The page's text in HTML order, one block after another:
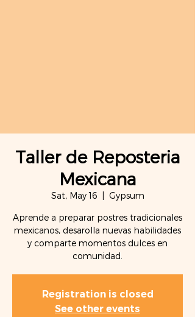
Taller de Reposteria
Mexicana
Sat, May 16 Gypsum
Aprende a preparar postres tradicionales
mexicanos, desarolla nuevas habilidades
y comparte momentos dulces en
comunidad.
Registration is closed
See other events